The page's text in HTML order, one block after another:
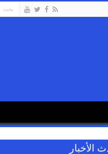
الأخبار